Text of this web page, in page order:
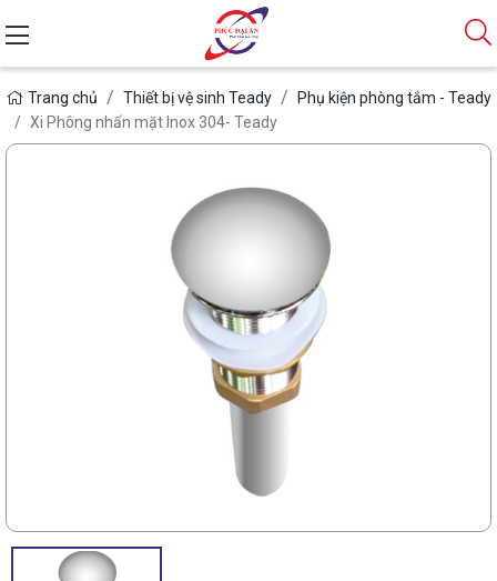
Trang chủ Thiết bị vệ sinh Teady
Phụ kiện phòng tắm - Teady
Xi Phông nhấn mặt Inox 304- Teady